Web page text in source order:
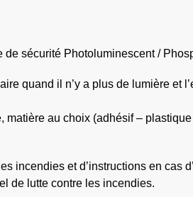
sécurité Photoluminescent /
quand il n’y a plus de lumière et
matière au choix (adhésif –
incendies et d’instructions en cas
de lutte contre les incendies.